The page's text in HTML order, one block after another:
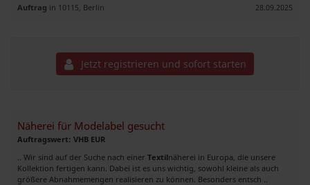
Auftrag in 10115, Berlin 28.09.2025
Jetzt registrieren und sofort starten
Näherei für Modelabel gesucht
Auftragswert: VHB EUR
.. Wir sind auf der Suche nach einer Textilnäherei in Europa, die unsere
Kollektion fertigen kann. Dabei ist es uns wichtig, sowohl kleine als auch
größere Abnahmemengen realisieren zu können. Besonders entsch ..